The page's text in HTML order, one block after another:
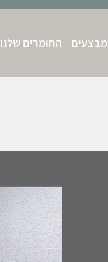
מבצעים החומרים שלנו